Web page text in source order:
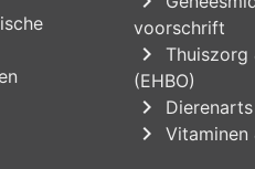
voorschrift
chevron_right
Thuiszorg
(EHBO)
chevron_right Dierenarts
chevron_right Vitaminen